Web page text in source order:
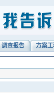
调查报告 方案